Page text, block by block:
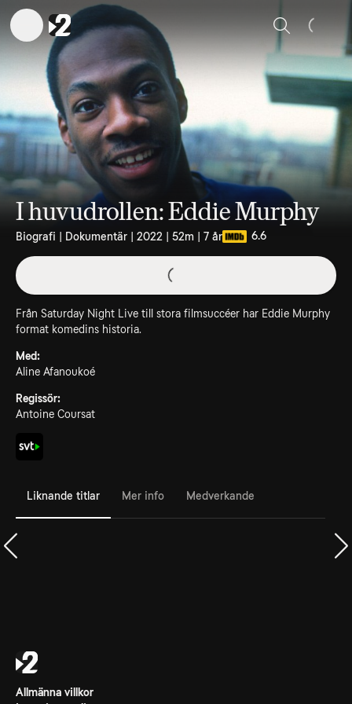
Sök
I huvudrollen: Eddie Murphy
Biografi | Dokumentär | 2022 | 52m | 7 år 6.6
Från Saturday Night Live till stora filmsuccéer har Eddie Murphy
format komedins historia.
Med:
Aline Afanoukoé
Regissör:
Antoine Coursat
Liknande titlar Mer info Medverkande
Allmänna villkor